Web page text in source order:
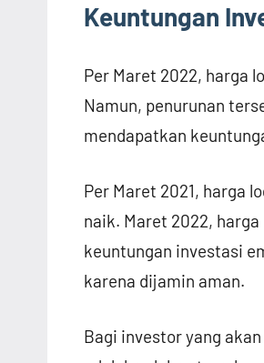
Keuntungan
Per Maret 2022, harga
Namun, penurunan
mendapatkan
Per Maret 2021, harga
naik. Maret 2022,
keuntungan investasi
karena dijamin aman.
Bagi investor yang